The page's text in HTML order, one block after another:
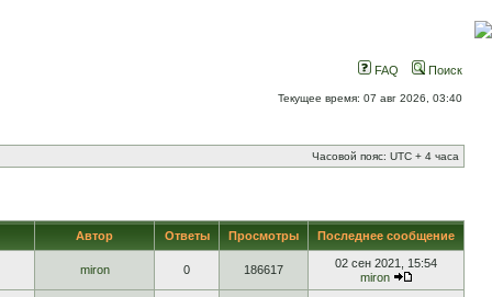
FAQ Поиск
Текущее время: 07 авг 2026, 03:40
Часовой пояс: UTC + 4 часа
Автор Ответы Просмотры Последнее сообщение
miron 0 186617
02 сен 2021, 15:54
miron